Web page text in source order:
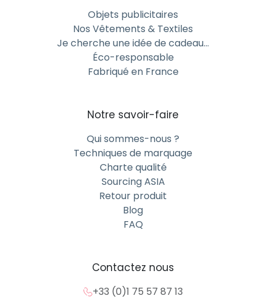
Objets publicitaires
Nos Vêtements & Textiles
Je cherche une idée de cadeau…
Éco-responsable
Fabriqué en France
Notre savoir-faire
Qui sommes-nous ?
Techniques de marquage
Charte qualité
Sourcing ASIA
Retour produit
Blog
FAQ
Contactez nous
+33 (0)1 75 57 87 13